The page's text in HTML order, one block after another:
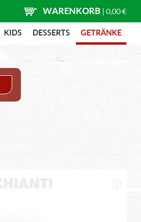
WARENKORB | 0,00 €
KIDS DESSERTS GETRÄNKE